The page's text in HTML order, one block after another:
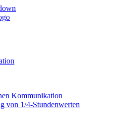
Kommunikation
von 1/4-Stundenwerten